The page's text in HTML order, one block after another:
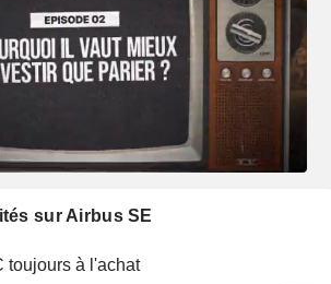
sur Airbus SE
toujours à l'achat